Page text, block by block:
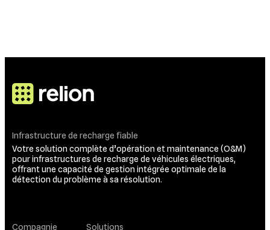
Infrastructure de recharge fiable
Votre solution complète d’opération et maintenance (O&M)
pour infrastructures de recharge de véhicules électriques,
offrant une capacité de gestion intégrée optimale de la
détection du problème à sa résolution.
Compagnie
Solutions